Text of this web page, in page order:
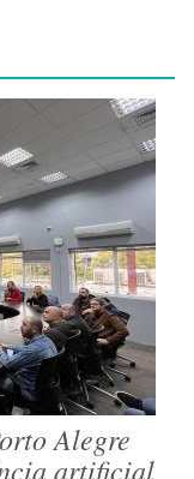
Alegre
artificial